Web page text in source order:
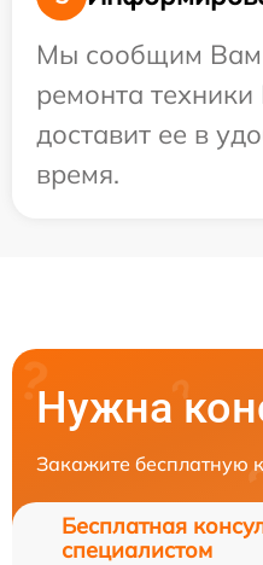
Мы сообщим Вам
ремонта техники
доставит ее в
время.
Нужна
Закажите бесплатную
Бесплатная
специалистом